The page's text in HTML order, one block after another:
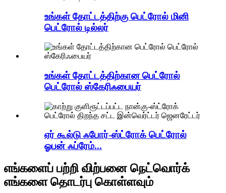
உங்கள் தோட்டத்திற்கு பெட்ரோல் மினி
பெட்ரோல் டில்லர்
உங்கள் தோட்டத்திற்கான பெட்ரோல்
பெட்ரோல் ஸ்கேரிஃபையர்
ஏர் கூல்டு ஃபோர்-ஸ்ட்ரோக் பெட்ரோல்
ஓபன் ஃப்ரேம்...
எங்களைப் பற்றி விற்பனை நெட்வொர்க்
எங்களை தொடர்பு கொள்ளவும்